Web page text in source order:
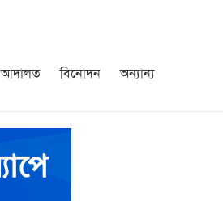
আদালত বিনোদন অন্যান্য